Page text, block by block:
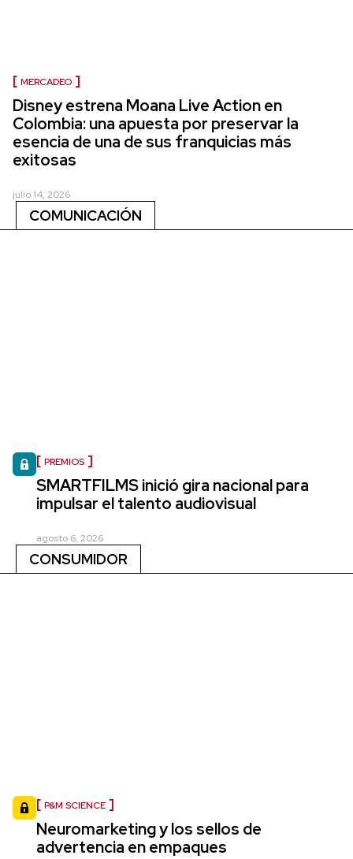
MERCADEO
Disney estrena Moana Live Action en
Colombia: una apuesta por preservar la
esencia de una de sus franquicias más
exitosas
julio 14, 2026
COMUNICACIÓN
PREMIOS
SMARTFILMS inició gira nacional para
impulsar el talento audiovisual
agosto 6, 2026
CONSUMIDOR
P&M SCIENCE
Neuromarketing y los sellos de
advertencia en empaques